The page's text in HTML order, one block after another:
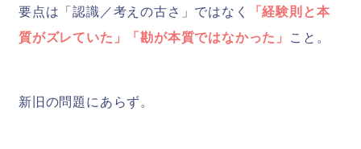
要点は「認識／考えの古さ」ではなく
「経験則と本
質がズレていた」「勘が本質ではなかった」
こと。
新旧の問題にあらず。